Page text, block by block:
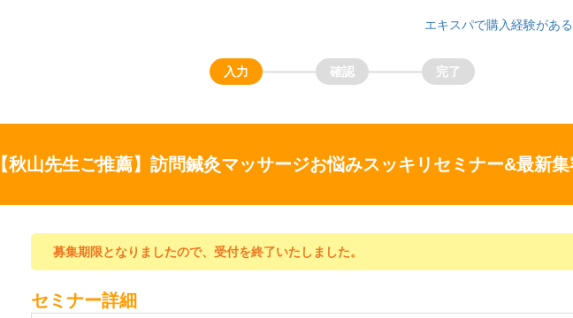
エキスパで購入経験があ
【秋山先生ご推薦】訪問鍼灸マッサージお悩みスッキリセミナー&最新
募集期限となりましたので、受付を終了いたしました。
セミナー詳細